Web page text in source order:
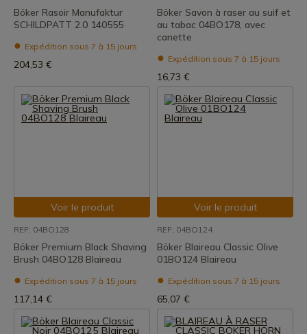
Böker Rasoir Manufaktur
SCHILDPATT 2.0 140555
Expédition sous 7 à 15 jours
204,53 €
Böker Savon à raser au suif et
au tabac 04BO178, avec
canette
Expédition sous 7 à 15 jours
16,73 €
Voir le produit
REF: 04BO128
Böker Premium Black Shaving
Brush 04BO128 Blaireau
Expédition sous 7 à 15 jours
117,14 €
Voir le produit
REF: 04BO124
Böker Blaireau Classic Olive
01BO124 Blaireau
Expédition sous 7 à 15 jours
65,07 €